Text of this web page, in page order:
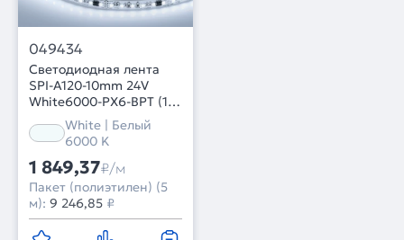
049434
Светодиодная лента
SPI-A120-10mm 24V
White6000-PX6-BPT (11
W/m, IP20, 2835, 5m)
(Arlight, бегущий огонь)
White | Белый
6000 K
1 849,37₽/м
Пакет (полиэтилен) (5
м): 9 246,85 ₽